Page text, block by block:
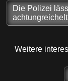
Die Polizei
Weitere